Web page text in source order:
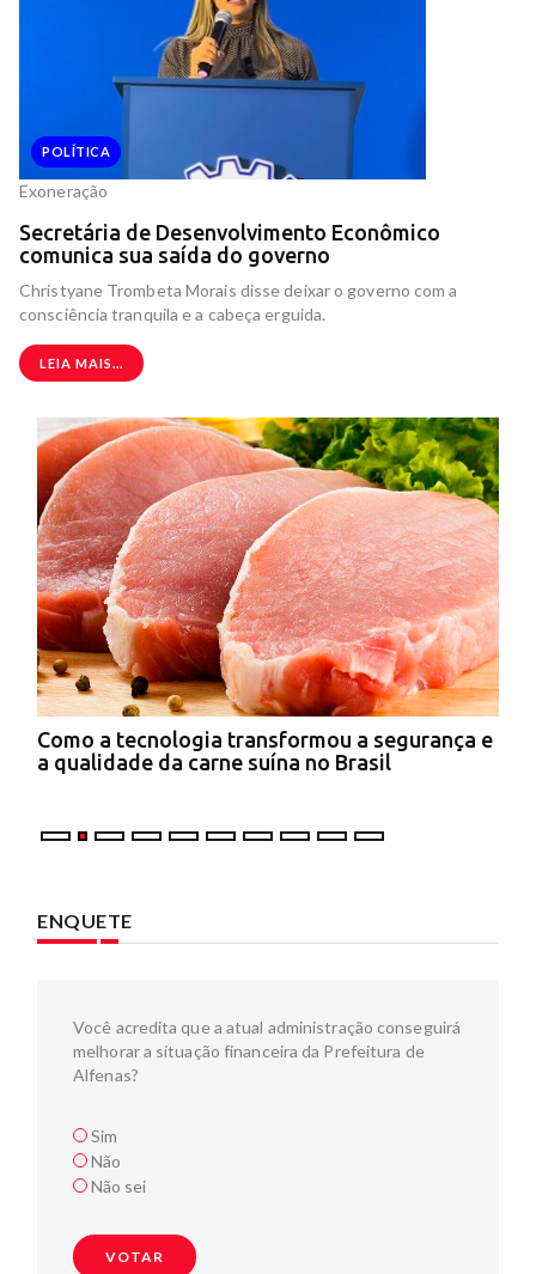
POLÍTICA
Exoneração
Secretária de Desenvolvimento Econômico
comunica sua saída do governo
Christyane Trombeta Morais disse deixar o governo com a
consciência tranquila e a cabeça erguida.
LEIA MAIS...
Como a tecnologia transformou a segurança e
a qualidade da carne suína no Brasil
ENQUETE
Você acredita que a atual administração conseguirá
melhorar a situação financeira da Prefeitura de
Alfenas?
Sim
Não
Não sei